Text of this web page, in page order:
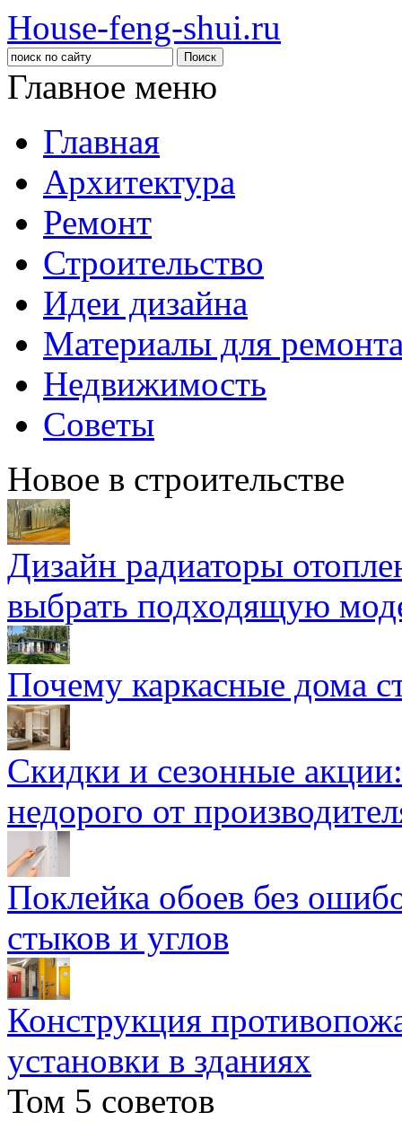
House-feng-shui.ru
Главное меню
Главная
Архитектура
Ремонт
Строительство
Идеи дизайна
Материалы для
Недвижимость
Советы
Новое в строительстве
Дизайн радиаторы
выбрать подходящую
Почему каркасные дома
Скидки и сезонные
недорого от
Поклейка обоев без
стыков и углов
Конструкция
установки в зданиях
Том 5 советов